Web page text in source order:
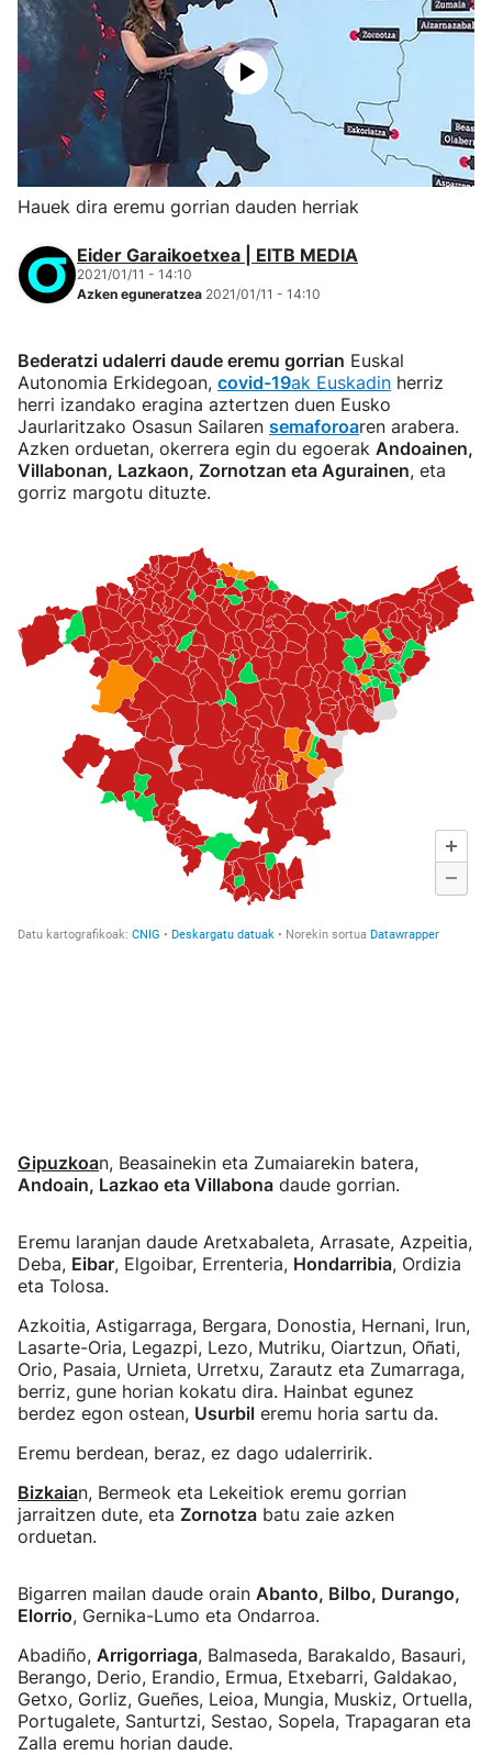
Hauek dira eremu gorrian dauden herriak
Eider Garaikoetxea | EITB MEDIA
2021/01/11 - 14:10
Azken eguneratzea 2021/01/11 - 14:10
Bederatzi udalerri daude eremu gorrian Euskal
Autonomia Erkidegoan, covid-19ak Euskadin herriz
herri izandako eragina aztertzen duen Eusko
Jaurlaritzako Osasun Sailaren semaforoaren arabera.
Azken orduetan, okerrera egin du egoerak Andoainen,
Villabonan, Lazkaon, Zornotzan eta Agurainen, eta
gorriz margotu dituzte.
Gipuzkoan, Beasainekin eta Zumaiarekin batera,
Andoain, Lazkao eta Villabona daude gorrian.
Eremu laranjan daude Aretxabaleta, Arrasate, Azpeitia,
Deba, Eibar, Elgoibar, Errenteria, Hondarribia, Ordizia
eta Tolosa.
Azkoitia, Astigarraga, Bergara, Donostia, Hernani, Irun,
Lasarte-Oria, Legazpi, Lezo, Mutriku, Oiartzun, Oñati,
Orio, Pasaia, Urnieta, Urretxu, Zarautz eta Zumarraga,
berriz, gune horian kokatu dira. Hainbat egunez
berdez egon ostean, Usurbil eremu horia sartu da.
Eremu berdean, beraz, ez dago udalerririk.
Bizkaian, Bermeok eta Lekeitiok eremu gorrian
jarraitzen dute, eta Zornotza batu zaie azken
orduetan.
Bigarren mailan daude orain Abanto, Bilbo, Durango,
Elorrio, Gernika-Lumo eta Ondarroa.
Abadiño, Arrigorriaga, Balmaseda, Barakaldo, Basauri,
Berango, Derio, Erandio, Ermua, Etxebarri, Galdakao,
Getxo, Gorliz, Gueñes, Leioa, Mungia, Muskiz, Ortuella,
Portugalete, Santurtzi, Sestao, Sopela, Trapagaran eta
Zalla eremu horian daude.